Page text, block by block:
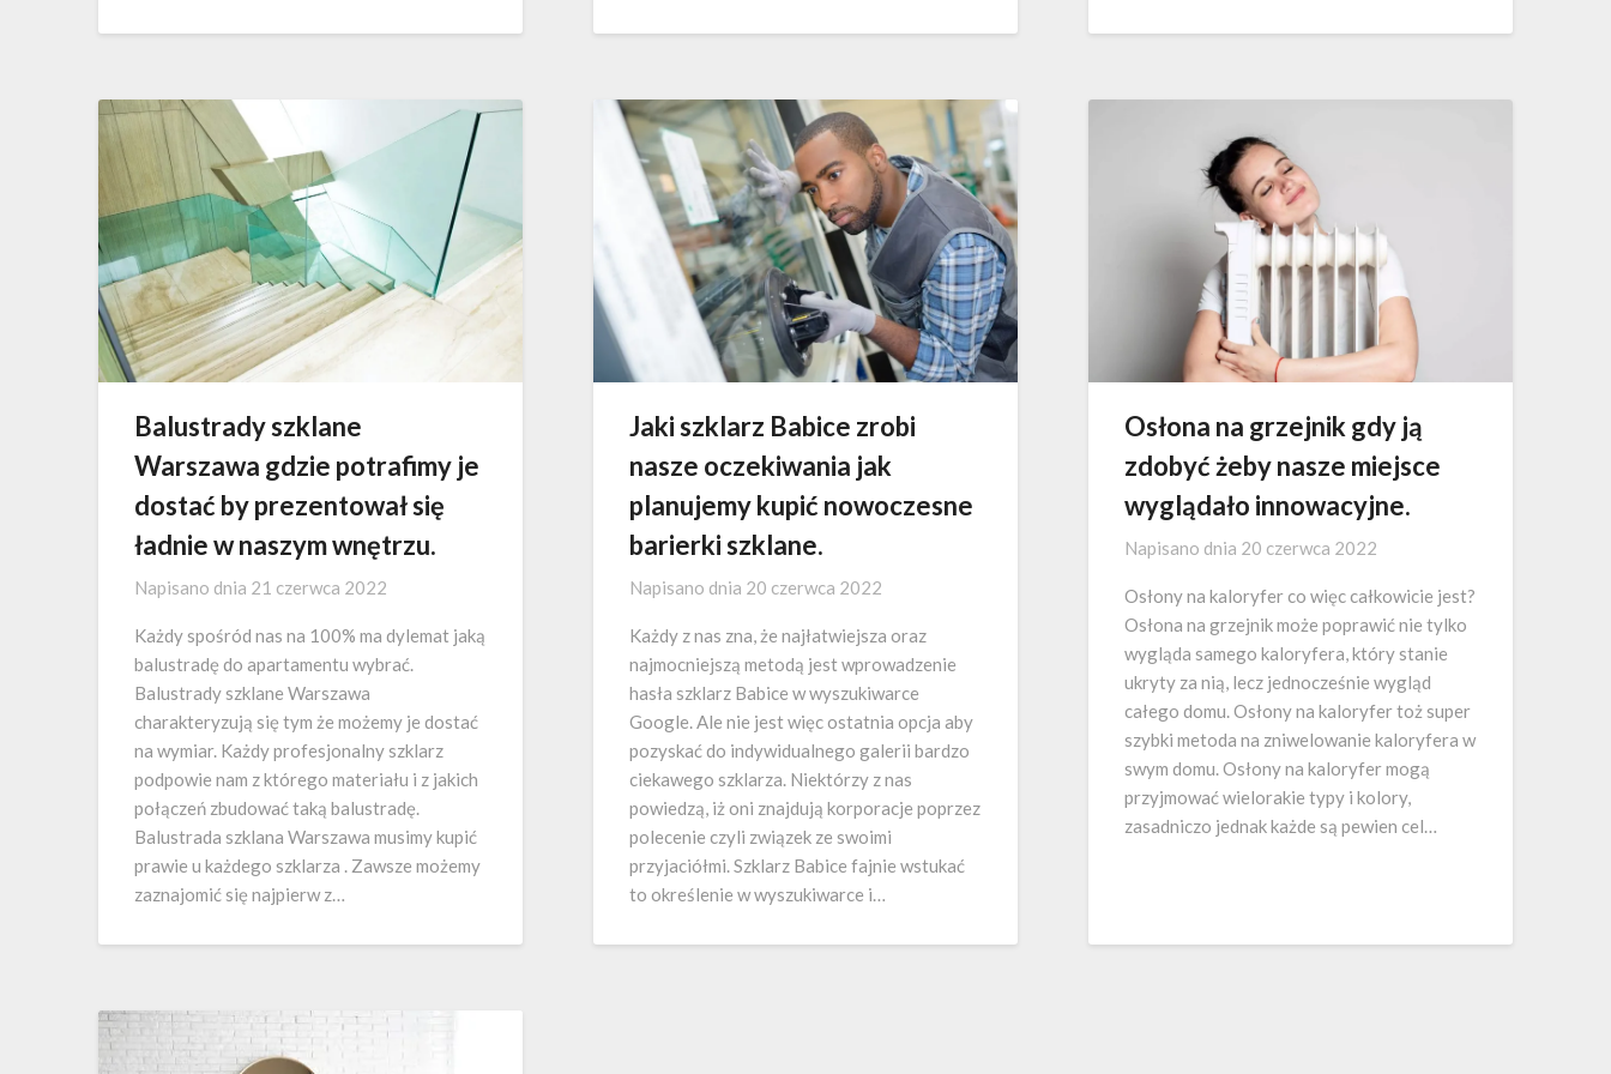
Balustrady szklane
Warszawa gdzie potrafimy je
dostać by prezentował się
ładnie w naszym wnętrzu.
Napisano dnia 21 czerwca 2022
Każdy spośród nas na 100% ma dylemat jaką
balustradę do apartamentu wybrać.
Balustrady szklane Warszawa
charakteryzują się tym że możemy je dostać
na wymiar. Każdy profesjonalny szklarz
podpowie nam z którego materiału i z jakich
połączeń zbudować taką balustradę.
Balustrada szklana Warszawa musimy kupić
prawie u każdego szklarza . Zawsze możemy
zaznajomić się najpierw z…
Jaki szklarz Babice zrobi
nasze oczekiwania jak
planujemy kupić nowoczesne
barierki szklane.
Napisano dnia 20 czerwca 2022
Każdy z nas zna, że najłatwiejsza oraz
najmocniejszą metodą jest wprowadzenie
hasła szklarz Babice w wyszukiwarce
Google. Ale nie jest więc ostatnia opcja aby
pozyskać do indywidualnego galerii bardzo
ciekawego szklarza. Niektórzy z nas
powiedzą, iż oni znajdują korporacje poprzez
polecenie czyli związek ze swoimi
przyjaciółmi. Szklarz Babice fajnie wstukać
to określenie w wyszukiwarce i…
Osłona na grzejnik gdy ją
zdobyć żeby nasze miejsce
wyglądało innowacyjne.
Napisano dnia 20 czerwca 2022
Osłony na kaloryfer co więc całkowicie jest?
Osłona na grzejnik może poprawić nie tylko
wygląda samego kaloryfera, który stanie
ukryty za nią, lecz jednocześnie wygląd
całego domu. Osłony na kaloryfer toż super
szybki metoda na zniwelowanie kaloryfera w
swym domu. Osłony na kaloryfer mogą
przyjmować wielorakie typy i kolory,
zasadniczo jednak każde są pewien cel…